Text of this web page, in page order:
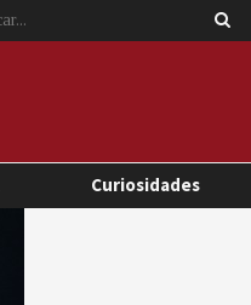
Curiosidades